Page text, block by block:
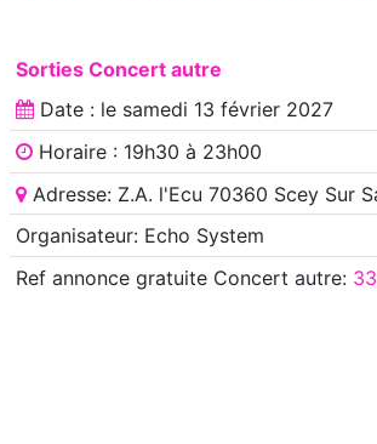
Sorties Concert autre
Date : le samedi 13 février 2027
Horaire : 19h30 à 23h00
Adresse: Z.A. l'Ecu 70360 Scey Sur
Organisateur: Echo System
Ref annoncegratuite Concert autre: